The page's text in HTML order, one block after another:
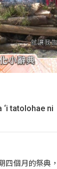
‘i tatolohae
四個月的祭典